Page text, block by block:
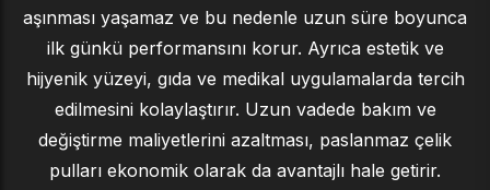
aşınması yaşamaz ve bu nedenle uzun süre boyunca
ilk günkü performansını korur. Ayrıca estetik ve
hijyenik yüzeyi, gıda ve medikal uygulamalarda tercih
edilmesini kolaylaştırır. Uzun vadede bakım ve
değiştirme maliyetlerini azaltması, paslanmaz çelik
pulları ekonomik olarak da avantajlı hale getirir.